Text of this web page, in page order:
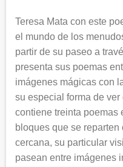
Teresa Mata con este
el mundo de los
partir de su paseo a
presenta sus poemas
imágenes mágicas con
su especial forma de
contiene treinta poemas
bloques que se
cercana, su particular
pasean entre imágenes